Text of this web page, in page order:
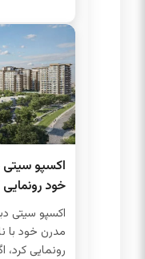
اکسپو سیتی
خود رونمایی
اکسپو سیتی
رونمایی کرد،